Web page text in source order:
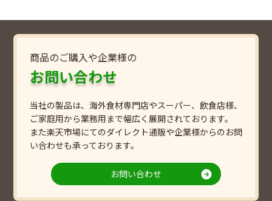
商品のご購入や企業様の
お問い合わせ
当社の製品は、海外食材専門店やスーパー、飲食店様、
ご家庭用から業務用まで幅広く展開されております。
また楽天市場にてのダイレクト通販や企業様からのお問
い合わせも承っております。
お問い合わせ